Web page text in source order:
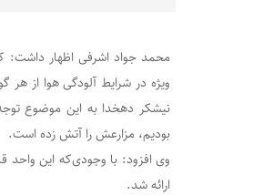
محمد جواد اشرفی اظهار داشت:
ویژه در شرایط آلودگی هوا از
نیشکر دهخدا به این موضوع توجه
بودیم، مزارعش را آتش زده است.
وی افزود: با وجودی‌که این واحد
ارائه شد.